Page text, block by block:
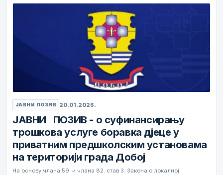
ЈАВНИ ПОЗИВ 20.01.2026.
ЈАВНИ ПОЗИВ - о суфинансирању
трошкова услуге боравка дјеце у
приватним предшколским установама
на територији града Добој
На основу члана 59. и члана 82. став 3. Закона о локалној